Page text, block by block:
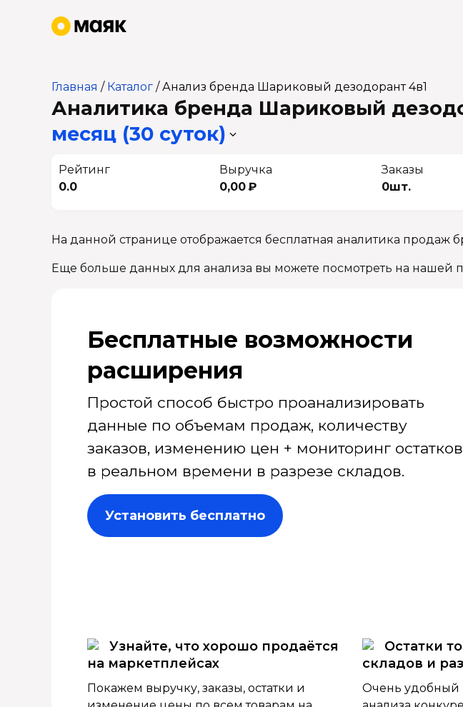
Главная / Каталог /Анализ бренда Шариковый дезодорант 4в1
Аналитика бренда Шариковый
месяц (30 суток)
Рейтинг
0.0
Выручка
0,00 ₽
Заказы
0шт.
На данной странице отображается бесплатная аналитика продаж
Еще больше данных для анализа вы можете посмотреть на нашей
Бесплатные возмож­ности
расширения
Простой способ быстро проанализировать
данные по объемам продаж, количеству
заказов, изменению цен + мониторинг остатков
в реальном времени в разрезе складов.
Установить бесплатно
Узнайте, что хорошо продаётся
на маркетплейсах
Покажем выручку, заказы, остатки и
Остатки
складов и
Очень удобный